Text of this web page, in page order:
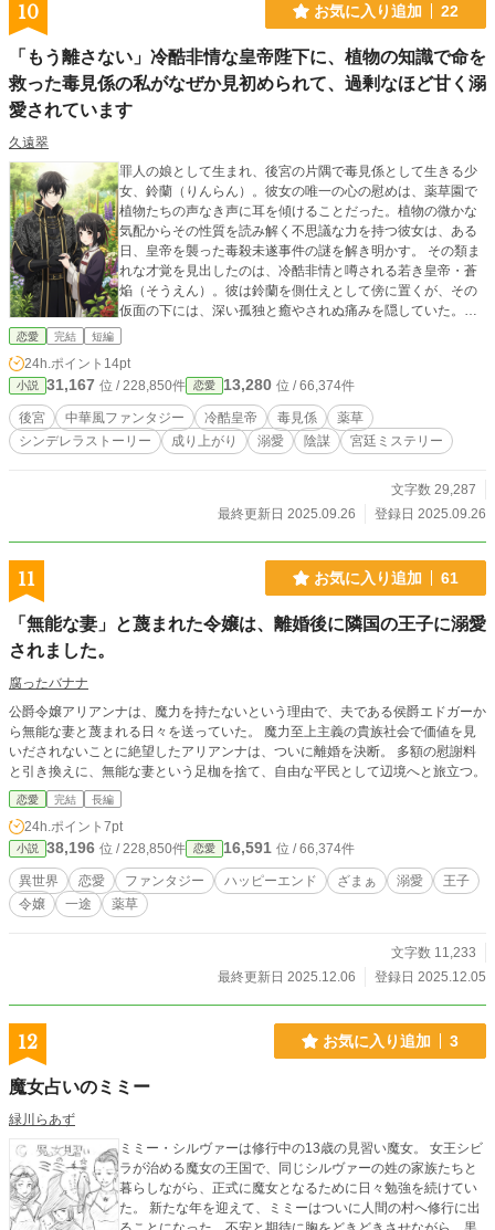
10 お気に入り追加 22
「もう離さない」冷酷非情な皇帝陛下に、植物の知識で命を
救った毒見係の私がなぜか見初められて、過剰なほど甘く溺
愛されています
久遠翠
罪人の娘として生まれ、後宮の片隅で毒見係として生きる少
女、鈴蘭（りんらん）。彼女の唯一の心の慰めは、薬草園で
植物たちの声なき声に耳を傾けることだった。植物の微かな
気配からその性質を読み解く不思議な力を持つ彼女は、ある
日、皇帝を襲った毒殺未遂事件の謎を解き明かす。 その類ま
れな才覚を見出したのは、冷酷非情と噂される若き皇帝・蒼
焔（そうえん）。彼は鈴蘭を側仕えとして傍に置くが、その
仮面の下には、深い孤独と癒やされぬ痛みを隠していた。鈴
蘭が調合する薬草茶の香りだけが、彼の心を解きほぐしてい
なかった女官。二つの孤独な魂は、いつしか互いを唯一無二
の存在として求め合うようになる。しかし、皇帝の寵愛は、
きらびやかな後宮に渦巻く嫉妬と陰謀の格好の的となる。
次々と襲い来る危機に、鈴蘭は植物の知識という武器で立ち
向かう。 これは、一人の健気な女官が、その知恵と真心で巨
恋愛 完結 短編
24h.ポイント 14pt
小説 31,167 位 / 228,850件 恋愛 13,280 位 / 66,374件
後宮 中華風ファンタジー 冷酷皇帝 毒見係
薬草
シンデレラストーリー
成り上がり 溺愛 陰謀 宮廷ミステリー
文字数 29,287
最終更新日 2025.09.26
登録日 2025.09.26
11 お気に入り追加 61
「無能な妻」と蔑まれた令嬢は、離婚後に隣国の王子に溺愛
されました。
腐ったバナナ
公爵令嬢アリアンナは、魔力を持たないという理由で、夫である侯爵エドガーか
ら無能な妻と蔑まれる日々を送っていた。 魔力至上主義の貴族社会で価値を見
いだされないことに絶望したアリアンナは、ついに離婚を決断。 多額の慰謝料
と引き換えに、無能な妻という足枷を捨て、自由な平民として辺境へと旅立つ。
恋愛 完結 長編
24h.ポイント 7pt
小説 38,196 位 / 228,850件 恋愛 16,591 位 / 66,374件
異世界 恋愛 ファンタジー ハッピーエンド ざまぁ 溺愛
王子
令嬢
一途 薬草
文字数 11,233
最終更新日 2025.12.06
登録日 2025.12.05
12 お気に入り追加 3
魔女占いのミミー
緑川らあず
ミミー・シルヴァーは修行中の13歳の見習い魔女。 女王シビ
ラが治める魔女の王国で、同じシルヴァーの姓の家族たちと
暮らしながら、正式に魔女となるために日々勉強を続けてい
た。 新たな年を迎えて、ミミーはついに人間の村へ修行に出